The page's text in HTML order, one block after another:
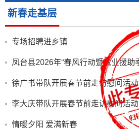
新春走基层
专场招聘进乡镇
徐广书带队开展春节前走访慰问活动
李大庆带队开展春节前走访慰问活动
情暖夕阳 爱满新春